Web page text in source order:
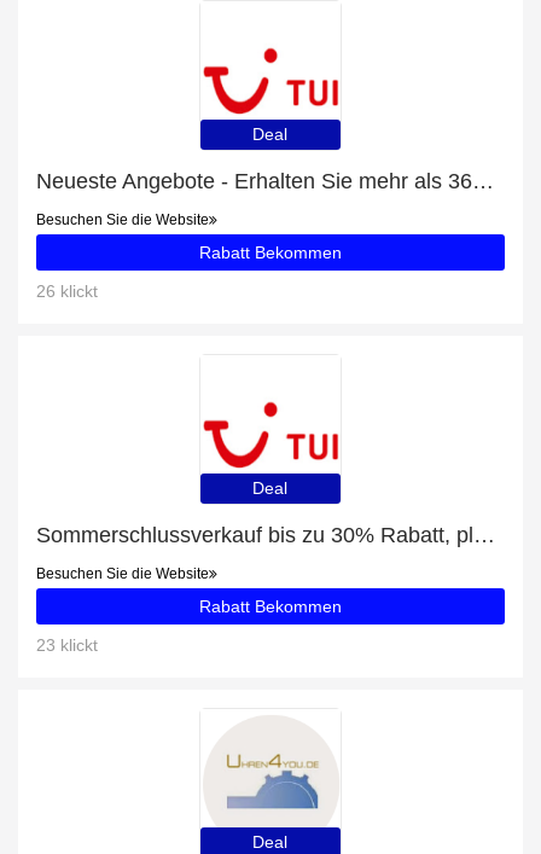
Deal
Neueste Angebote - Erhalten Sie mehr als 36% Rabatt auf Kreuzberg Undercover
Besuchen Sie die Website
Rabatt Bekommen
26 klickt
Deal
Sommerschlussverkauf bis zu 30% Rabatt, plus Tickets ohne Anstehen für das Deutsche Spionagemuseum Berlin mit 5% Rabatt
Besuchen Sie die Website
Rabatt Bekommen
23 klickt
Deal